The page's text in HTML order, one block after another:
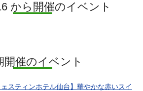
から開催のイベント
開催のイベント
ェスティンホテル仙台】華やかな赤いスイ